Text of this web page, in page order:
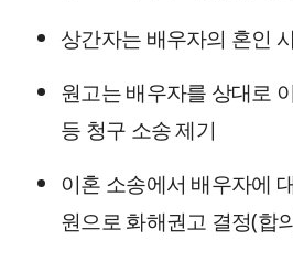
상간자는 배우자의 혼인
원고는 배우자를 상대로
등 청구 소송 제기
이혼 소송에서 배우자에
원으로 화해권고 결정(합